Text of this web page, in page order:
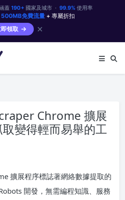
蓋 190+國家及城市 · 99.9%使用率
500MB免費流量 + 專屬折扣
領取
✕
Chrome 擴展
變得輕而易舉的工
擴展程序標誌著網絡數據提取的
開發，無需編程知識、服務